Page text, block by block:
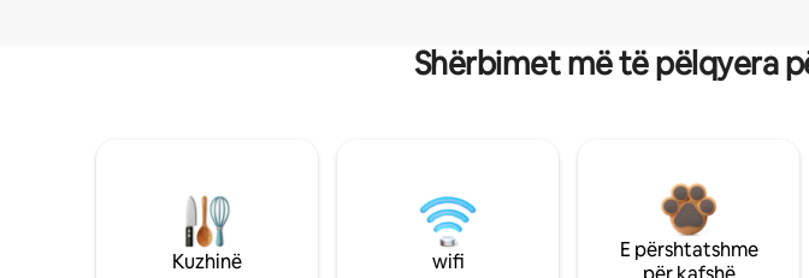
Shërbimet më të pëlqyera
Kuzhinë wifi
E përshtatshme